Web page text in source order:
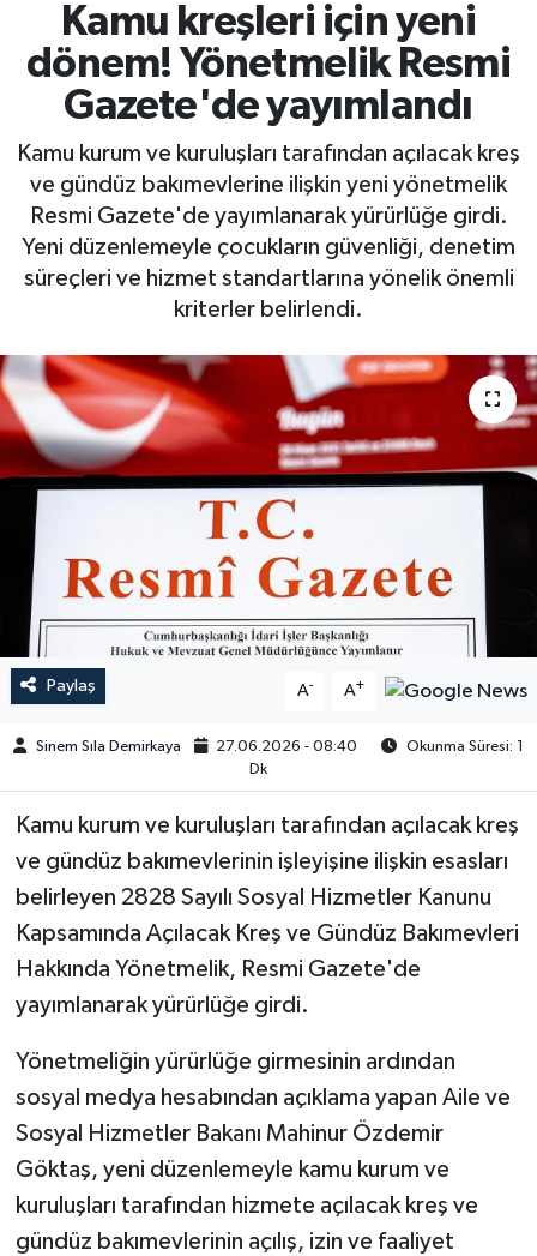
Kamu kreşleri için yeni
dönem! Yönetmelik Resmi
Gazete'de yayımlandı
Kamu kurum ve kuruluşları tarafından açılacak kreş
ve gündüz bakımevlerine ilişkin yeni yönetmelik
Resmi Gazete'de yayımlanarak yürürlüğe girdi.
Yeni düzenlemeyle çocukların güvenliği, denetim
süreçleri ve hizmet standartlarına yönelik önemli
kriterler belirlendi.
Paylaş A- A+
Sinem Sıla Demirkaya 27.06.2026 - 08:40
Okunma Süresi: 1
Dk
Kamu kurum ve kuruluşları tarafından açılacak kreş
ve gündüz bakımevlerinin işleyişine ilişkin esasları
belirleyen 2828 Sayılı Sosyal Hizmetler Kanunu
Kapsamında Açılacak Kreş ve Gündüz Bakımevleri
Hakkında Yönetmelik, Resmi Gazete'de
yayımlanarak yürürlüğe girdi.
Yönetmeliğin yürürlüğe girmesinin ardından
sosyal medya hesabından açıklama yapan Aile ve
Sosyal Hizmetler Bakanı Mahinur Özdemir
Göktaş, yeni düzenlemeyle kamu kurum ve
kuruluşları tarafından hizmete açılacak kreş ve
gündüz bakımevlerinin açılış, izin ve faaliyet